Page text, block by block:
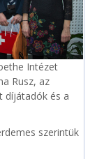
Intézet
Rusz, az
díjátadók és a
szerintük